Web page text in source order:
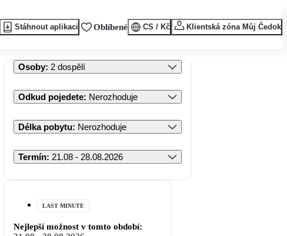
Stáhnout aplikaci Oblíbené CS / Kč Klientská zóna Můj Čedok
Osoby: 2 dospělí
Odkud pojedete: Nerozhoduje
Délka pobytu: Nerozhoduje
Termín: 21.08 - 28.08.2026
LAST MINUTE
Nejlepší možnost v tomto období: